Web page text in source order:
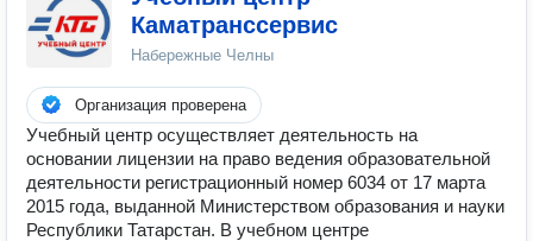
Каматранссервис
Набережные Челны
Организация проверена
Учебный центр осуществляет деятельность на
основании лицензии на право ведения образовательной
деятельности регистрационный номер 6034 от 17 марта
2015 года, выданной Министерством образования и науки
Республики Татарстан. В учебном центре